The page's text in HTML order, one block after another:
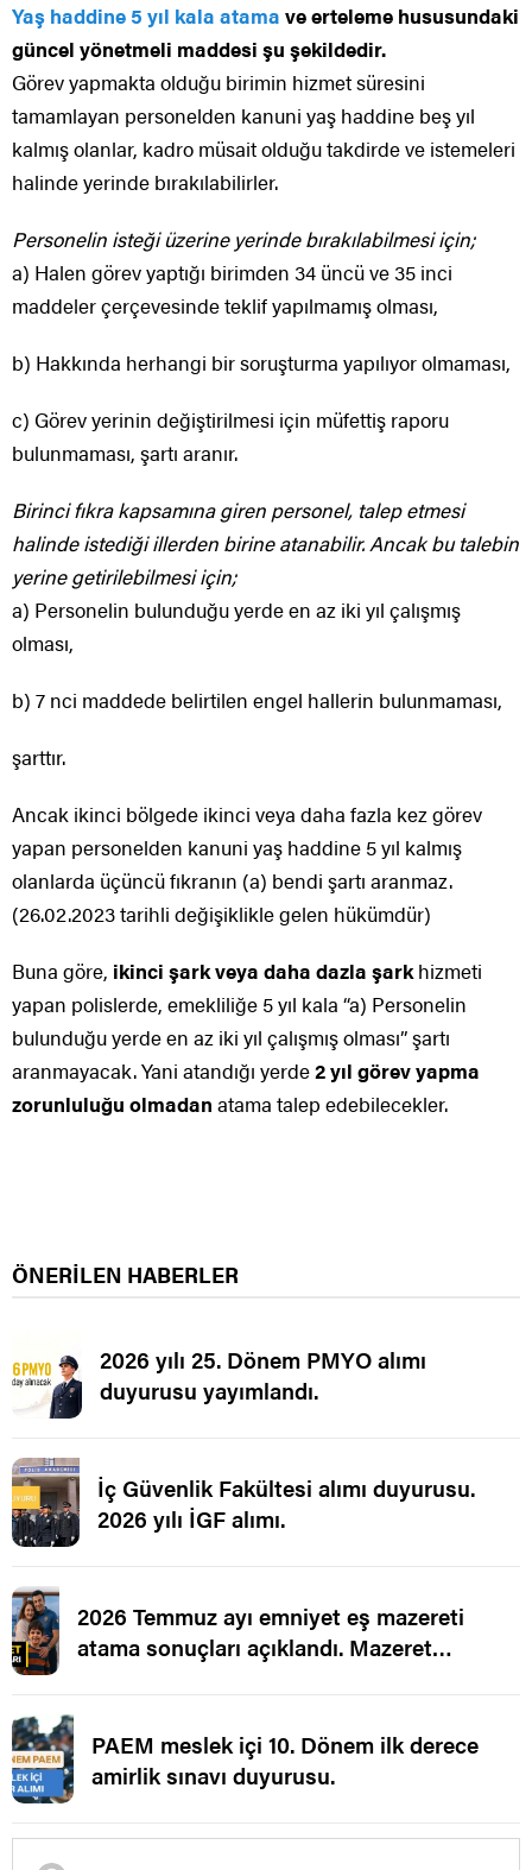
Yaş haddine 5 yıl kala atama ve erteleme hususundaki
güncel yönetmeli maddesi şu şekildedir.
Görev yapmakta olduğu birimin hizmet süresini
tamamlayan personelden kanuni yaş haddine beş yıl
kalmış olanlar, kadro müsait olduğu takdirde ve istemeleri
halinde yerinde bırakılabilirler.
Personelin isteği üzerine yerinde bırakılabilmesi için;
a) Halen görev yaptığı birimden 34 üncü ve 35 inci
maddeler çerçevesinde teklif yapılmamış olması,
b) Hakkında herhangi bir soruşturma yapılıyor olmaması,
c) Görev yerinin değiştirilmesi için müfettiş raporu
bulunmaması, şartı aranır.
Birinci fıkra kapsamına giren personel, talep etmesi
halinde istediği illerden birine atanabilir. Ancak bu talebin
yerine getirilebilmesi için;
a) Personelin bulunduğu yerde en az iki yıl çalışmış
olması,
b) 7 nci maddede belirtilen engel hallerin bulunmaması,
şarttır.
Ancak ikinci bölgede ikinci veya daha fazla kez görev
yapan personelden kanuni yaş haddine 5 yıl kalmış
olanlarda üçüncü fıkranın (a) bendi şartı aranmaz.
(26.02.2023 tarihli değişiklikle gelen hükümdür)
Buna göre, ikinci şark veya daha dazla şarkhizmeti
yapan polislerde, emekliliğe 5 yıl kala “a) Personelin
bulunduğu yerde en az iki yıl çalışmış olması” şartı
aranmayacak. Yani atandığı yerde2 yıl görev yapma
zorunluluğu olmadan atama talep edebilecekler.
ÖNERİLEN HABERLER
2026 yılı 25. Dönem PMYO alımı
duyurusu yayımlandı.
İç Güvenlik Fakültesi alımı duyurusu.
2026 yılı İGF alımı.
2026 Temmuz ayı emniyet eş mazereti
atama sonuçları açıklandı. Mazeret
PAEM meslek içi 10. Dönem ilk derece
amirlik sınavı duyurusu.